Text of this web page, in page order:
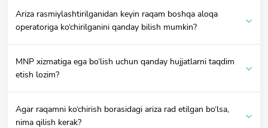
Ariza rasmiylashtirilganidan keyin raqam boshqa aloqa
operatoriga ko‘chirilganini qanday bilish mumkin?
MNP xizmatiga ega bo‘lish uchun qanday hujjatlarni taqdim
etish lozim?
Agar raqamni ko‘chirish borasidagi ariza rad etilgan bo‘lsa,
nima qilish kerak?